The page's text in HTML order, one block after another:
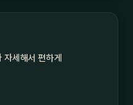
자세해서 편하게